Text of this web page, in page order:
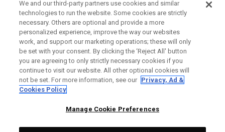
UNTERNEHMENSPROFIL
RECHTLICHES-
We and our third-party partners use cookies and similar
technologies to run the website. Some cookies are strictly
necessary. Others are optional and provide a more
personalized experience, improve the way our websites
work, and support our marketing operations; these will only
be set with your consent. By clicking the ‘Reject All' button
you are agreeing to only strictly necessary cookies if you
continue to visit our website. All other optional cookies will
not be set. For more information, see our Privacy, Ad &
Cookies Policy
Manage Cookie Preferences